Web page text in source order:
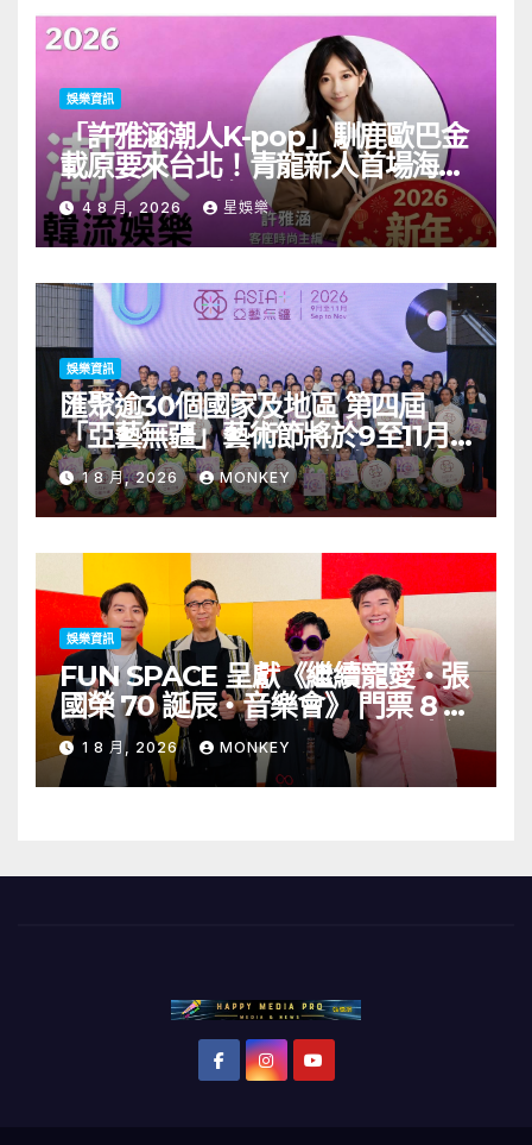
娛樂資訊
「許雅涵潮人K-pop」馴鹿歐巴金
載原要來台北！青龍新人首場海外
見面會8/9開搶
4 8 月, 2026 星娛樂
娛樂資訊
匯聚逾30個國家及地區 第四屆
「亞藝無疆」藝術節將於9至11月
舉行 開幕節目《三角演義》音樂會
演出陣容包括王雙駿夥拍恭碩良 聯
同來自蒙古的Uuhai、韓國的
KARDI和泰國的KIKI震懾舞台
1 8 月, 2026 MONKEY
娛樂資訊
FUN SPACE 呈獻《繼續寵愛・張
國榮 70 誕辰・音樂會》 門票 8 月
1 日至 10 日於「健康．旦」優先訂
購
1 8 月, 2026 MONKEY